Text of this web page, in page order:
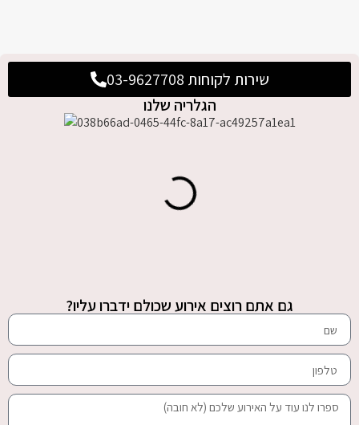
שירות לקוחות 03-9627708
הגלריה שלנו
גם אתם רוצים אירוע שכולם ידברו עליו?